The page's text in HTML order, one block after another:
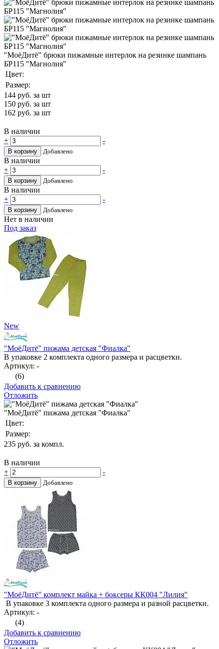
"МоёДитё" брюки пижамные интерлок на резинке шампань
БР115 "Магнолия"
Цвет:
Размер:
144 руб. за шт
150 руб. за шт
162 руб. за шт
В наличии
+
-
В корзину Добавлено
В наличии
+
-
В корзину Добавлено
В наличии
+
-
В корзину Добавлено
Нет в наличии
Под заказ
New
"МоёДитё" пижама детская "Фиалка"
В упаковке 2 комплекта одного размера и расцветки.
Артикул: -
(6)
Добавить к сравнению
Отложить
"МоёДитё" пижама детская "Фиалка"
Цвет:
Размер:
235 руб. за компл.
В наличии
+
-
В корзину Добавлено
"МоёДитё" комплект майка + боксеры КК004 "Лилия"
В упаковке 3 комплекта одного размера и разной расцветки.
Артикул: -
(4)
Добавить к сравнению
Отложить